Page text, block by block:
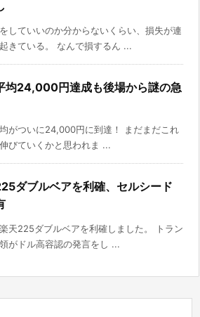
していいのか分からないくらい、損失が連
きている。 なんで損するん ...
均24,000円達成も後場から謎の急
がついに24,000円に到達！ まだまだこれ
びていくかと思われま ...
ダブルベアを利確、セルシード
天225ダブルベアを利確しました。 トラン
がドル高容認の発言をし ...